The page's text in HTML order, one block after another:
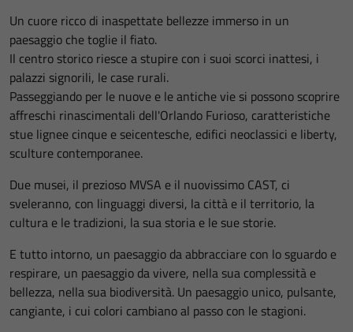
Un cuore ricco di inaspettate bellezze immerso in un
paesaggio che toglie il fiato.
Il centro storico riesce a stupire con i suoi scorci inattesi, i
palazzi signorili, le case rurali.
Passeggiando per le nuove e le antiche vie si possono scoprire
affreschi rinascimentali dell'Orlando Furioso, caratteristiche
stue lignee cinque e seicentesche, edifici neoclassici e liberty,
sculture contemporanee.
Due musei, il prezioso MVSA e il nuovissimo CAST, ci
sveleranno, con linguaggi diversi, la città e il territorio, la
cultura e le tradizioni, la sua storia e le sue storie.
E tutto intorno, un paesaggio da abbracciare con lo sguardo e
respirare, un paesaggio da vivere, nella sua complessità e
bellezza, nella sua biodiversità. Un paesaggio unico, pulsante,
cangiante, i cui colori cambiano al passo con le stagioni.